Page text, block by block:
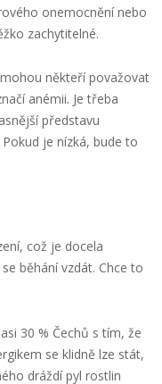
onemocnění nebo
zachytitelné.
někteří považovat
anémii. Je třeba
představu
je nízká, bude to
což je docela
běhání vzdát. Chce to
30 % Čechů s tím, že
se klidně lze stát,
dráždí pyl rostlin